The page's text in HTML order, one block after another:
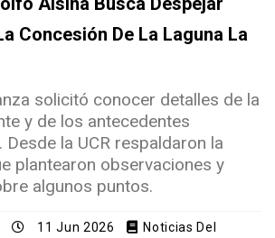
Concesión De La Laguna La
solicitó conocer detalles de la
y de los antecedentes
la UCR respaldaron la
plantearon observaciones y
algunos puntos.
11 Jun 2026
Noticias Del